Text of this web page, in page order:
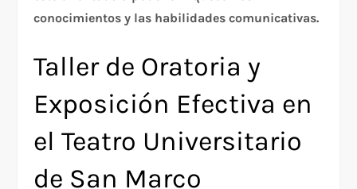
conocimientos y las habilidades comunicativas.
Taller de Oratoria y
Exposición Efectiva en
el Teatro Universitario
de San Marco